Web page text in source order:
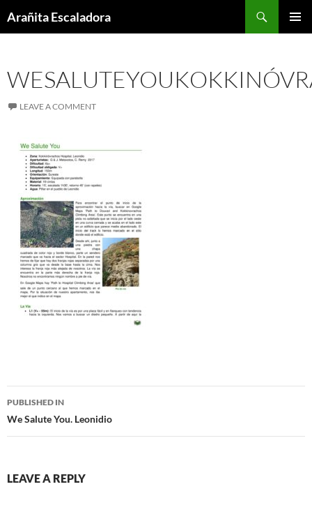
toArañita Escaladora
LEAVE A COMMENT
Post
navigation
PUBLISHED IN
We Salute You. Leonidio
LEAVE A REPLY